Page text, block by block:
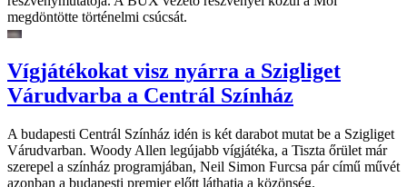
megdöntötte történelmi csúcsát.
Vígjátékokat visz nyárra a Szigliget
Várudvarba a Centrál Színház
A budapesti Centrál Színház idén is két darabot mutat be a Szigliget
Várudvarban. Woody Allen legújabb vígjátéka, a Tiszta őrület már
szerepel a színház programjában, Neil Simon Furcsa pár című művét
azonban a budapesti premier előtt láthatja a közönség.